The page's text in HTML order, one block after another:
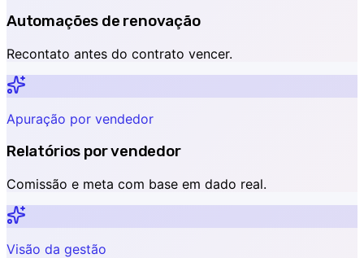
Automações de renovação
Recontato antes do contrato vencer.
Apuração por vendedor
Relatórios por vendedor
Comissão e meta com base em dado real.
Visão da gestão